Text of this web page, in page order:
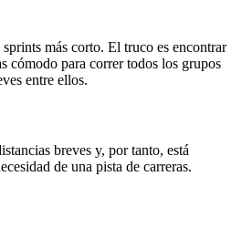
más corto. El truco es encontrar
cómodo para correr todos los grupos
entre ellos.
breves y, por tanto, está
de una pista de carreras.